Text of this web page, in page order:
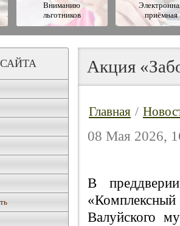
Вниманию
льготников
приёмная
Акция
Главная /
08 Мая 2026,
В
Валуйского